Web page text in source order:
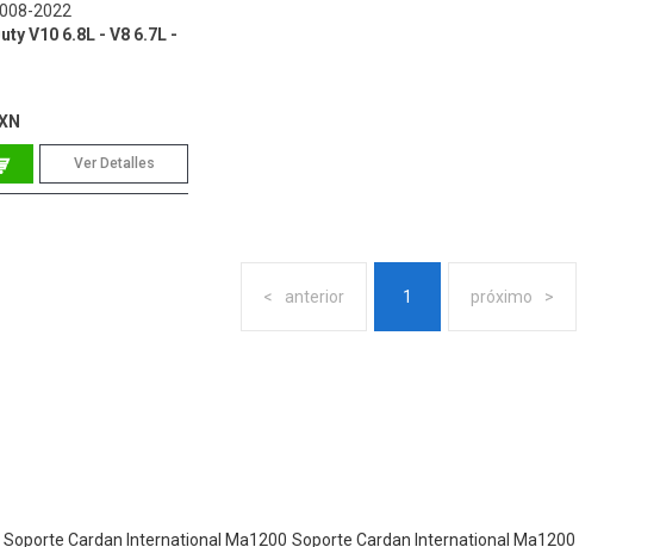
2022
V10 6.8L - V8 6.7L -
Ver Detalles
anterior 1 próximo
Soporte Cardan International Ma1200 Soporte Cardan International Ma1200